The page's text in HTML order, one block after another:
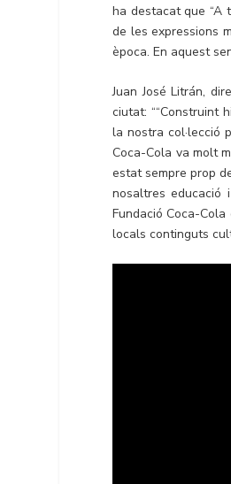
ha destacat que “A
de les expressions
època. En aquest
Juan José Litrán,
ciutat: ““Construint
la nostra col·lecció
Coca-Cola va molt
estat sempre prop
nosaltres educació
Fundació Coca-
locals continguts